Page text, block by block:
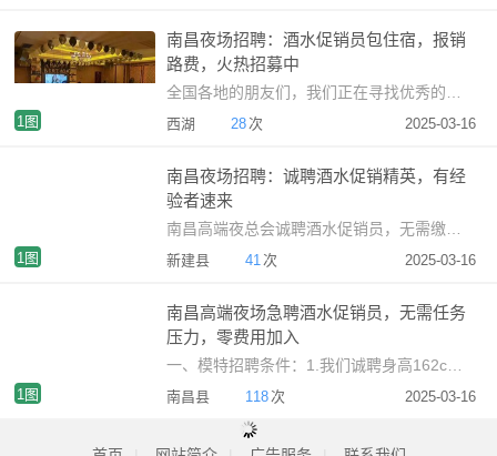
1图
南昌夜场招聘：酒水促销员包住宿，报销
路费，火热招募中
西湖 28次 2025-03-16
1图
南昌夜场招聘：诚聘酒水促销精英，有经
验者速来
南昌高端夜总会诚聘酒水促销员，无需缴纳任何费用。职位
新建县 41次 2025-03-16
1图
南昌高端夜场急聘酒水促销员，无需任务
压力，零费用加入
一、模特招聘条件：1.我们诚聘身高162cm以上，年龄在18至3
南昌县 118次 2025-03-16